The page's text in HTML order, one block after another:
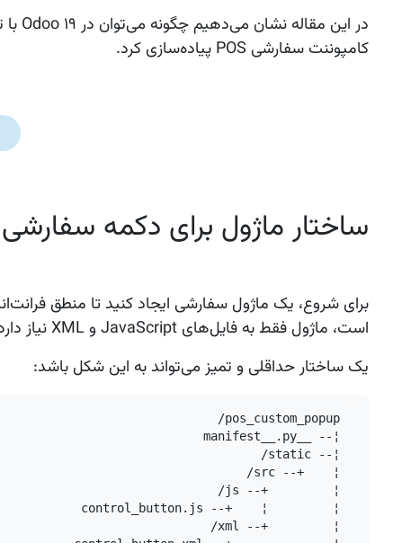
کامپوننت سفارشی POS پیاده‌سازی کرد.
ساختار ماژول برای دکمه سفارشی POS
است، ماژول فقط به فایل‌های JavaScript و XML نیاز دارد.
یک ساختار حداقلی و تمیز می‌تواند به این شکل باشد:
pos_custom_popup/
¦-- __manifest__.py
¦-- static/
¦    +-- src/
¦         +-- js/
¦         ¦    +-- control_button.js
¦         +-- xml/